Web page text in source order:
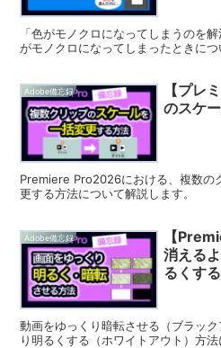
「色がモノクロになってしまうのを
がモノクロになってしまったときにつ
Adobe備忘録
【プレ
のスケ
Premiere Pro2026における、複数の
更する方法について解説します。
Adobe備忘録
【
消える
るくす
動画をゆっくり暗転させる（ブラッ
り明るくする（ホワイトアウト）方法